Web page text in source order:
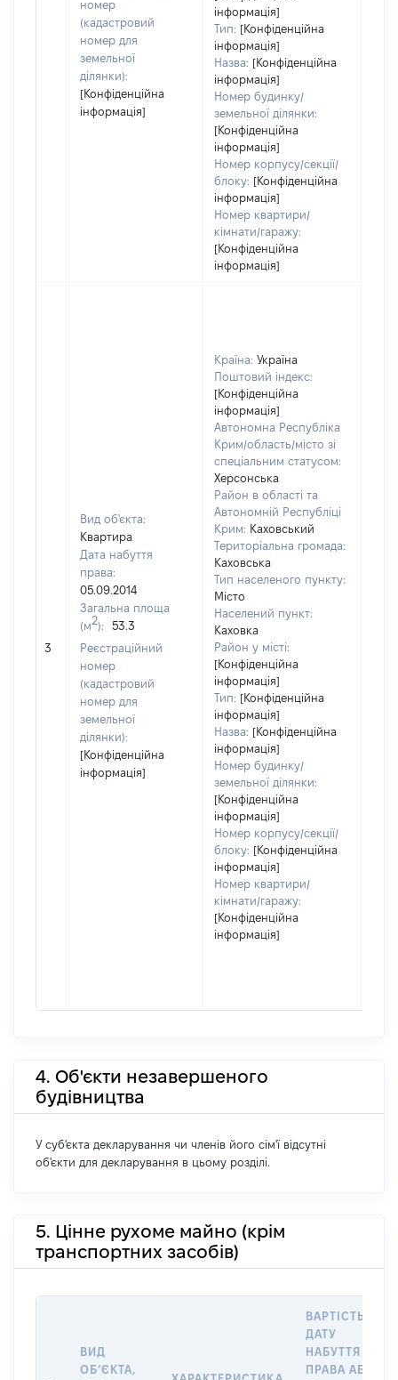
номер
(кадастровий
номер для
земельної
ділянки):
[Конфіденційна
інформація]
інформація]
Тип: [Конфіденційна
інформація]
Назва: [Конфіденційна
інформація]
Номер будинку/
земельної ділянки:
[Конфіденційна
інформація]
Номер корпусу/секції/
блоку: [Конфіденційна
інформація]
Номер квартири/
кімнати/гаражу:
[Конфіденційна
інформація]
3
Вид об'єкта:
Квартира
Дата набуття
права:
05.09.2014
Загальна площа
(м2):
53.3
Реєстраційний
номер
(кадастровий
номер для
земельної
ділянки):
[Конфіденційна
інформація]
Країна: Україна
Поштовий індекс:
[Конфіденційна
інформація]
Автономна Республіка
Крим/область/місто зі
спеціальним статусом:
Херсонська
Район в області та
Автономній Республіці
Крим: Каховський
Територіальна громада:
Каховська
Тип населеного пункту:
Місто
Населений пункт:
Каховка
Район у місті:
[Конфіденційна
інформація]
Тип: [Конфіденційна
інформація]
Назва: [Конфіденційна
інформація]
Номер будинку/
земельної ділянки:
[Конфіденційна
інформація]
Номер корпусу/секції/
блоку: [Конфіденційна
інформація]
Номер квартири/
кімнати/гаражу:
[Конфіденційна
інформація]
4. Об'єкти незавершеного
будівництва
У суб'єкта декларування чи членів його сім'ї відсутні
об'єкти для декларування в цьому розділі.
5. Цінне рухоме майно (крім
транспортних засобів)
ВИД
ОБʼЄКТА,
ВАРТІСТЬ НА
ДАТУ
НАБУТТЯ
ПРАВА АБО